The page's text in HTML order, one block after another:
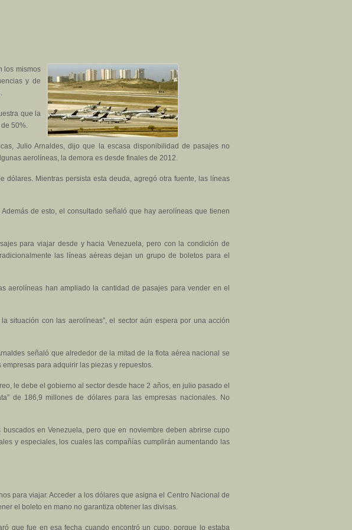
los mismos
y de
que la
50%.
Julio Arnaldes, dijo que la escasa disponibilidad de pasajes no
aerolíneas, la demora es desde finales de 2012.
Mientras persista esta deuda, agregó otra fuente, las líneas
de esto, el consultado señaló que hay aerolíneas que tienen
para viajar desde y hacia Venezuela, pero con la condición de
las líneas aéreas dejan un grupo de boletos para el
aerolíneas han ampliado la cantidad de pasajes para vender en el
situación con las aerolíneas”, el sector aún espera por una acción
señaló que alrededor de la mitad de la flota aérea nacional se
para adquirir las piezas y repuestos.
le debe el gobierno al sector desde hace 2 años, en julio pasado el
de 186,9 millones de dólares para las empresas nacionales. No
en Venezuela, pero que en noviembre deben abrirse cupo
y especiales, los cuales las compañías cumplirán aumentando las
para viajar. Acceder a los dólares que asigna el Centro Nacional de
el boleto en mano no garantiza obtener las divisas.
que fue en esa fecha cuando encontró un cupo, porque lo estaba